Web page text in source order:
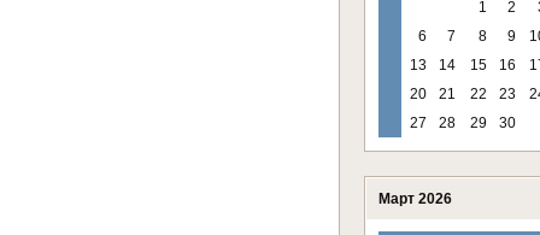
1
2
6
7 8 9
13
14 15 16
20
21 22 23
27
28 29 30
Март 2026